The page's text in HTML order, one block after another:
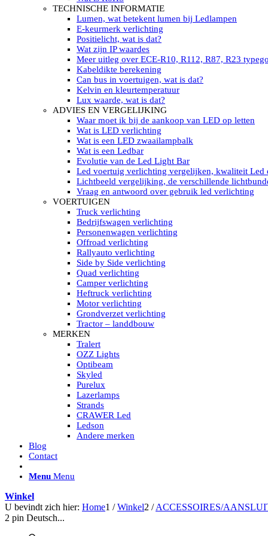
LED’s light PRO schijnwerpers 220V
LED High Bay verlichting 220V
Subcategorieën Led werkverlichting
LED SIGNALISATIE
Led Flitsers
Werkverlichting met Led flitsers
Led zwaailampbalk
Led Multi zwaailampbalk
Led flitsbalk compact
Traffic Advisors
Led zwaailicht
Accessoires signalering
Led signalisatie in Subcategorieën
LED KOPLAMPEN GEKEURD
Led koplampen inbouw
Led koplampen opbouw
Led koplampen tractoren
Subcategorieën Led koplampen
LED ZOEKLICHT
Electrische Led zoeklamp Allremote
Electrisch Led zoeklicht Golight
Marinco Roestvrijstaal Led zoeklicht
Elektrisch Led zoeklicht diverse
Led zoeklamp accessoires ALLremote
Led zoeklicht 230V
Subcategorieën Led zoeklichten
HELLA MARINE LED
Sea Hawk – Light Bars
Sea Hawk – Light Bars – Edge Light
Sea Hawk – Work Lights
RokLUME Led werklampen
HypaLUME Led werklampen
Subcategorieën Hella Marine Led
LED STRIPS
Led strip flexibel Click & Go
Led strip RGB op rol
Led strip IP68 waterdicht
Led strip kleur wit
Led strips Vantage
Led strip met ingebouwde accu
Subcategorieën Led strips
LED INTERIEUR VERLICHTING
Led verlichting interieur PIR / Touch
LED Armatuur met Strip 220V
PORTABLE ACCU LED LAMP
Led zaklamp
Accu werklamp
TECHNISCHE INFORMATIE
Lumen, wat betekent lumen bij Ledlampen
E-keurmerk verlichting
Positielicht, wat is dat?
Wat zijn IP waardes
Meer uitleg over ECE-R10, R112, R87, R23
Kabeldikte berekening
Can bus in voertuigen, wat is dat?
Kelvin en kleurtemperatuur
Lux waarde, wat is dat?
ADVIES EN VERGELIJKING
Waar moet ik bij de aankoop van LED op letten
Wat is LED verlichting
Wat is een LED zwaailampbalk
Wat is een Ledbar
Evolutie van de Led Light Bar
Led voertuig verlichting vergelijken, kwaliteit Led
Lichtbeeld vergelijking, de verschillende
Vraag en antwoord over gebruik led verlichting
VOERTUIGEN
Truck verlichting
Bedrijfswagen verlichting
Personenwagen verlichting
Offroad verlichting
Rallyauto verlichting
Side by Side verlichting
Quad verlichting
Camper verlichting
Heftruck verlichting
Motor verlichting
Grondverzet verlichting
Tractor – landdbouw
MERKEN
Tralert
OZZ Lights
Optibeam
Skyled
Purelux
Lazerlamps
Strands
CRAWER Led
Ledson
Andere merken
Blog
Contact
Menu Menu
Winkel
U bevindt zich hier: Home1 / Winkel2 / ACCESSOIRES/
2 pin Deutsch...